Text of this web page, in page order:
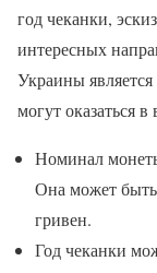
год чеканки,
интересных
Украины
могут оказаться
Номинал
Она может быть
гривен.
Год чеканки